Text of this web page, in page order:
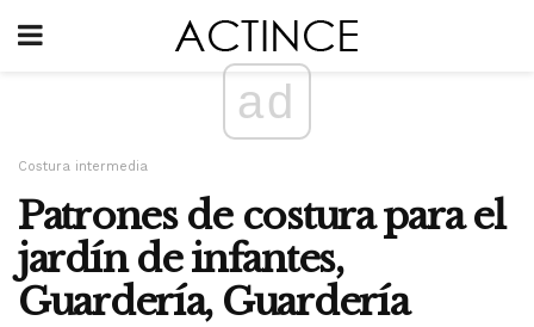
ad
Costura intermedia
Patrones de costura para el
jardín de infantes,
Guardería, Guardería